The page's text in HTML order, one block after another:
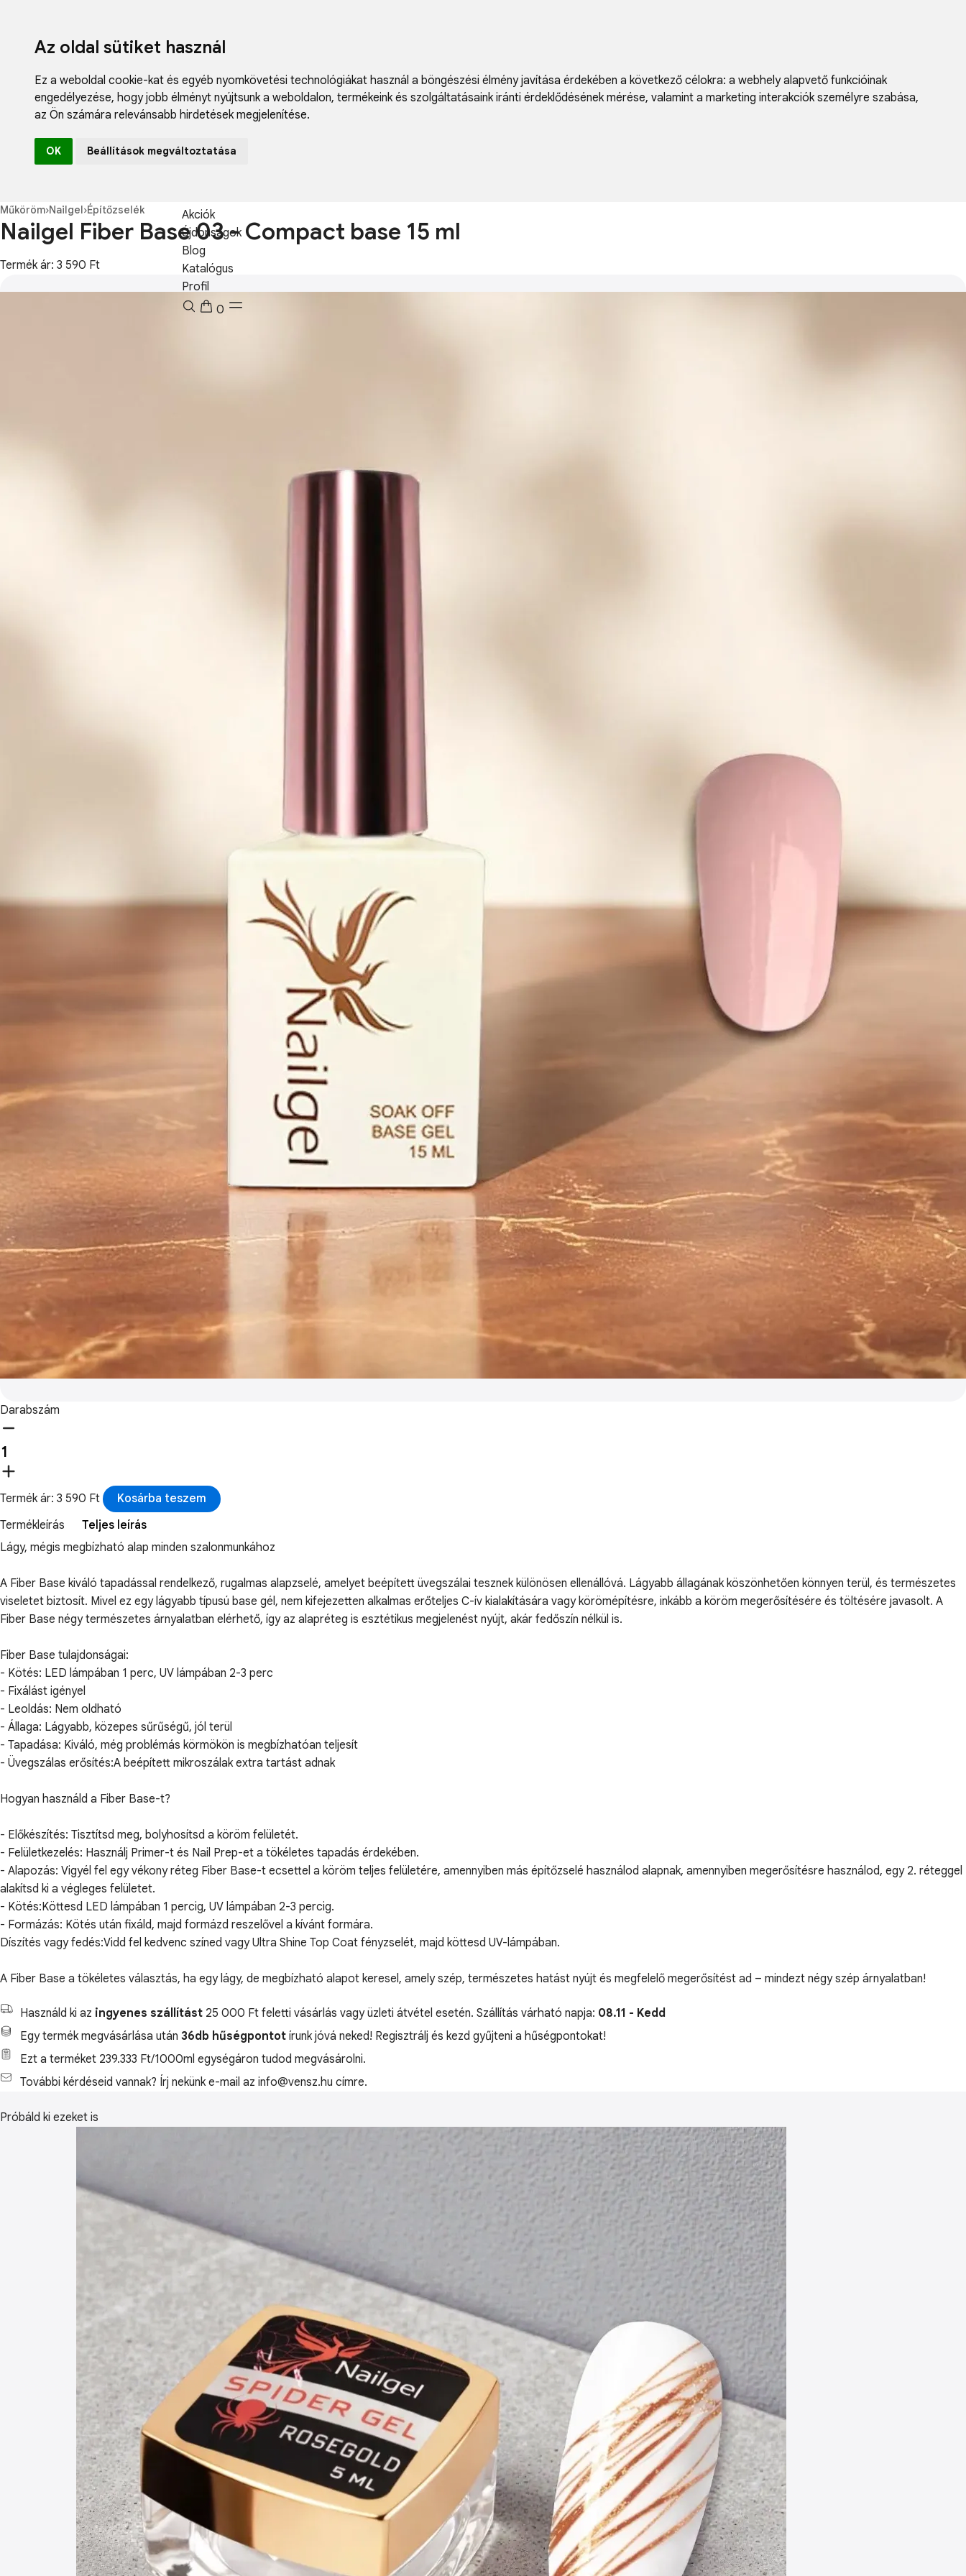
Az oldal sütiket használ
Ez a weboldal cookie-kat és egyéb nyomkövetési technológiákat használ a böngészési élmény javítása érdekében a következő célokra: a webhely alapvető funkcióinak
engedélyezése, hogy jobb élményt nyújtsunk a weboldalon, termékeink és szolgáltatásaink iránti érdeklődésének mérése, valamint a marketing interakciók személyre szabása,
az Ön számára relevánsabb hirdetések megjelenítése.
OK Beállítások megváltoztatása
Fodrászcikk
Akciók
Újdonságok
Blog
Katalógus
Profil
0
Műköröm›Nailgel›Építőzselék
Nailgel Fiber Base 03 - Compact base 15 ml
Termék ár: 3 590 Ft
Darabszám
Termék ár: 3 590 Ft
Kosárba teszem
Termékleírás
Teljes leírás
Lágy, mégis megbízható alap minden szalonmunkához
A Fiber Base kiváló tapadással rendelkező, rugalmas alapzselé, amelyet beépített üvegszálai tesznek különösen ellenállóvá. Lágyabb állagának köszönhetően könnyen terül, és természetes
viseletet biztosít. Mivel ez egy lágyabb típusú base gél, nem kifejezetten alkalmas erőteljes C-ív kialakítására vagy körömépítésre, inkább a köröm megerősítésére és töltésére javasolt. A
Fiber Base négy természetes árnyalatban elérhető, így az alapréteg is esztétikus megjelenést nyújt, akár fedőszín nélkül is.
Fiber Base tulajdonságai:
- Kötés: LED lámpában 1 perc, UV lámpában 2-3 perc
- Fixálást igényel
- Leoldás: Nem oldható
- Állaga: Lágyabb, közepes sűrűségű, jól terül
- Tapadása: Kiváló, még problémás körmökön is megbízhatóan teljesít
- Üvegszálas erősítés:A beépített mikroszálak extra tartást adnak
Hogyan használd a Fiber Base-t?
- Előkészítés: Tisztítsd meg, bolyhosítsd a köröm felületét.
- Felületkezelés: Használj Primer-t és Nail Prep-et a tökéletes tapadás érdekében.
- Alapozás: Vigyél fel egy vékony réteg Fiber Base-t ecsettel a köröm teljes felületére, amennyiben más építőzselé használod alapnak, amennyiben megerősítésre használod, egy 2. réteggel
alakítsd ki a végleges felületet.
- Kötés:Köttesd LED lámpában 1 percig, UV lámpában 2-3 percig.
- Formázás: Kötés után fixáld, majd formázd reszelővel a kívánt formára.
Díszítés vagy fedés:Vidd fel kedvenc színed vagy Ultra Shine Top Coat fényzselét, majd köttesd UV-lámpában.
A Fiber Base a tökéletes választás, ha egy lágy, de megbízható alapot keresel, amely szép, természetes hatást nyújt és megfelelő megerősítést ad – mindezt négy szép árnyalatban!
Használd ki az ingyenes szállítást 25 000 Ft feletti vásárlás vagy üzleti átvétel esetén. Szállítás várható napja: 08.11 - Kedd
Egy termék megvásárlása után 36db hűségpontot írunk jóvá neked! Regisztrálj és kezd gyűjteni a hűségpontokat!
Ezt a terméket 239.333 Ft/1000ml egységáron tudod megvásárolni.
További kérdéseid vannak? Írj nekünk e-mail az info@vensz.hu címre.
Próbáld ki ezeket is